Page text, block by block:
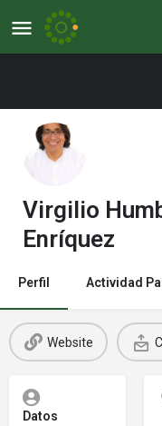
Virgilio
Enríquez
Perfil Actividad
Website
Datos